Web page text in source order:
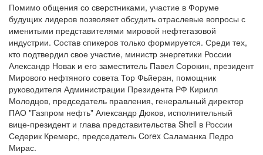
Помимо общения со сверстниками, участие в Форуме
будущих лидеров позволяет обсудить отраслевые вопросы с
именитыми представителями мировой нефтегазовой
индустрии. Состав спикеров только формируется. Среди тех,
кто подтвердил свое участие, министр энергетики России
Александр Новак и его заместитель Павел Сорокин, президент
Мирового нефтяного совета Тор Фьйеран, помощник
руководителя Администрации Президента РФ Кирилл
Молодцов, председатель правления, генеральный директор
ПАО "Газпром нефть" Александр Дюков, исполнительный
вице-президент и глава представительства Shell в России
Седерик Кремерс, председатель Corex Саламанка Педро
Мирас.